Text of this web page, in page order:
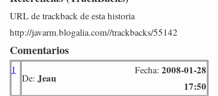
URL de trackback de esta historia
http://javarm.blogalia.com//trackbacks/55142
Comentarios
1
De: Jeau
Fecha: 2008-01-28
17:50